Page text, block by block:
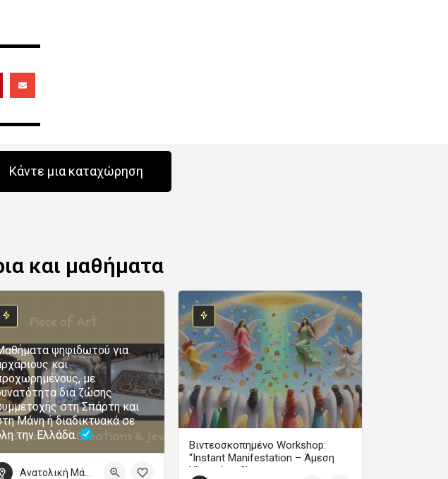
Κάντε μια καταχώρηση
και μαθήματα
ψηφιδωτού για
και
με
δια ζώσης
στη Σπάρτη και
Μάνη ή διαδικτυακά σε
την Ελλάδα.
Βιντεοσκοπημένο Workshop:
“Instant Manifestation – Άμεση
Υλοποίηση”!